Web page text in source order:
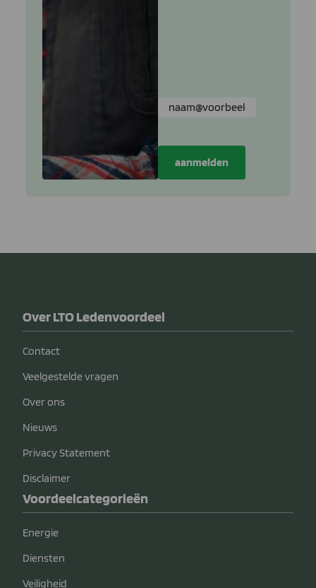
Over LTO Ledenvoordeel
Contact
Veelgestelde vragen
Over ons
Nieuws
Privacy Statement
Disclaimer
Voordeelcategorieën
Energie
Diensten
Veiligheid